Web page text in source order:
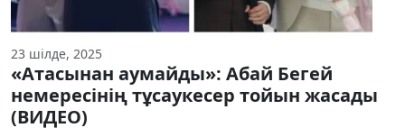
23 шілде, 2025
«Атасынан аумайды»: Абай Бегей
немересінің тұсаукесер тойын жасады
(ВИДЕО)